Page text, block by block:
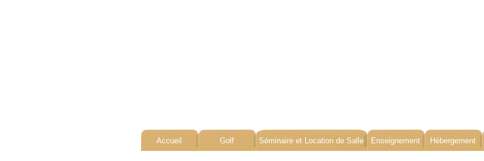
Accueil Golf Séminaire et Location de Salle Enseignement Hébergement